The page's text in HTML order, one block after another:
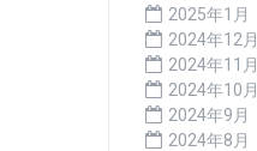
2025年1月
2024年12月
2024年11月
2024年10月
2024年9月
2024年8月